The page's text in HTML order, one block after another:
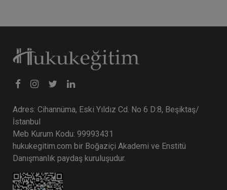
Adres: Cihannüma, Eski Yıldız Cd. No 6 D:8, Beşiktaş/
İstanbul
Meb Kurum Kodu: 99993431
hukukegitim.com bir Boğaziçi Akademi ve Enstitü
Danışmanlık paydaş kuruluşudur.